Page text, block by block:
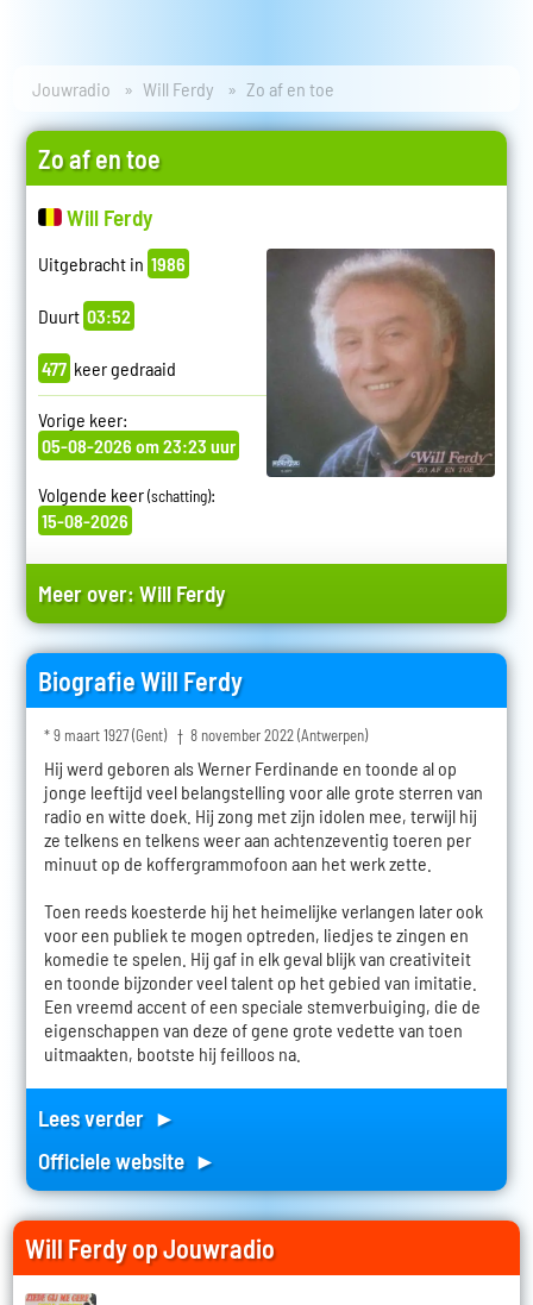
Jouwradio Will Ferdy Zo af en toe
Zo af en toe
Will Ferdy
Uitgebracht in 1986
Duurt 03:52
477 keer gedraaid
Vorige keer:
05-08-2026 om 23:23 uur
Volgende keer(schatting):
15-08-2026
Meer over:Will Ferdy
Biografie Will Ferdy
* 9 maart 1927 (Gent) † 8 november 2022 (Antwerpen)
Hij werd geboren als Werner Ferdinande en toonde al op
jonge leeftijd veel belangstelling voor alle grote sterren van
radio en witte doek. Hij zong met zijn idolen mee, terwijl hij
ze telkens en telkens weer aan achtenzeventig toeren per
minuut op de koffergrammofoon aan het werk zette.
Toen reeds koesterde hij het heimelijke verlangen later ook
voor een publiek te mogen optreden, liedjes te zingen en
komedie te spelen. Hij gaf in elk geval blijk van creativiteit
en toonde bijzonder veel talent op het gebied van imitatie.
Een vreemd accent of een speciale stemverbuiging, die de
eigenschappen van deze of gene grote vedette van toen
uitmaakten, bootste hij feilloos na.
Lees verder ►
Officiele website ►
Will Ferdy op Jouwradio